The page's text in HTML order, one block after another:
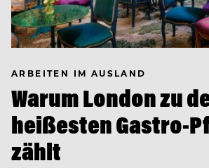
ARBEITEN IM AUSLAND
Warum London zu
heißesten Gastro-
zählt